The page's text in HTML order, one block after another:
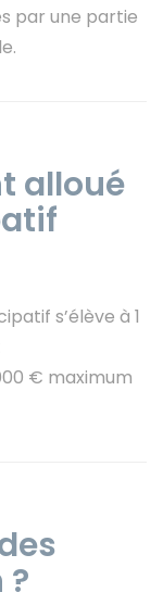
par une partie
alloué
s’élève à 1
€ maximum